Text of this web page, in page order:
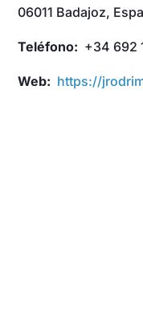
06011 Badajoz,
Teléfono: +34 692
Web: https://